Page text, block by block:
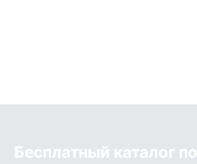
Бесплатный каталог по